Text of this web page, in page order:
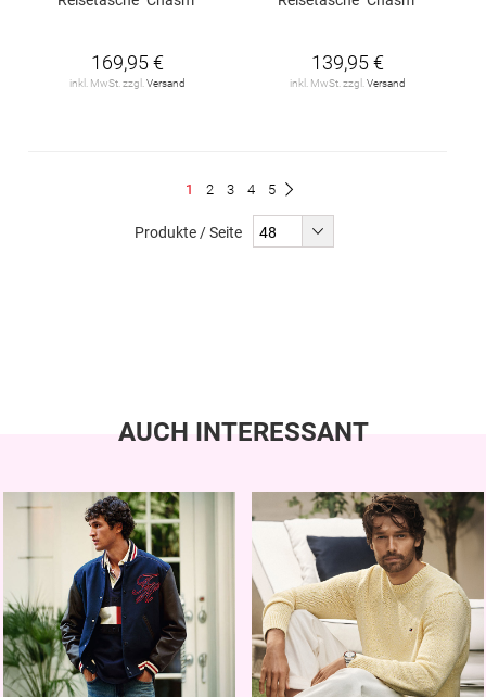
169,95 €
inkl. MwSt. zzgl. Versand
139,95 €
inkl. MwSt. zzgl. Versand
Du
1 Seite
2 Seite
3 Seite
4 Seite
5
Produkte / Seite
AUCH INTERESSANT